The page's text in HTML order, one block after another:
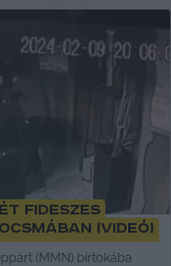
fideszes
(videó)
(MMN) birtokába